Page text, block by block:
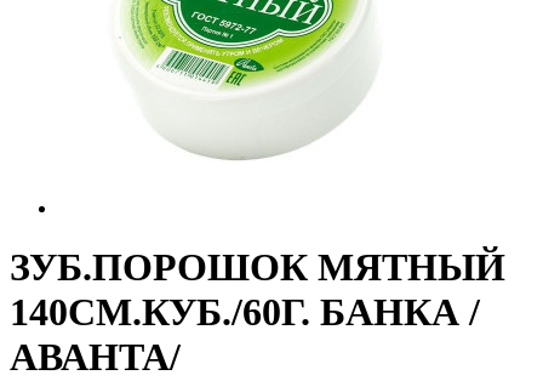
ЗУБ.ПОРОШОК МЯТНЫЙ
140СМ.КУБ./60Г. БАНКА /
АВАНТА/